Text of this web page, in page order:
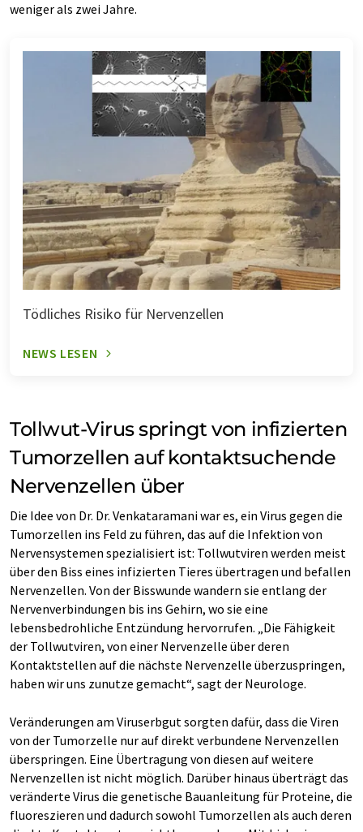
weniger als zwei Jahre.
Tödliches Risiko für Nervenzellen
NEWS LESEN
Tollwut-Virus springt von infizierten
Tumorzellen auf kontaktsuchende
Nervenzellen über
Die Idee von Dr. Dr. Venkataramani war es, ein Virus gegen die
Tumorzellen ins Feld zu führen, das auf die Infektion von
Nervensystemen spezialisiert ist: Tollwutviren werden meist
über den Biss eines infizierten Tieres übertragen und befallen
Nervenzellen. Von der Bisswunde wandern sie entlang der
Nervenverbindungen bis ins Gehirn, wo sie eine
lebensbedrohliche Entzündung hervorrufen. „Die Fähigkeit
der Tollwutviren, von einer Nervenzelle über deren
Kontaktstellen auf die nächste Nervenzelle überzuspringen,
haben wir uns zunutze gemacht“, sagt der Neurologe.
Veränderungen am Viruserbgut sorgten dafür, dass die Viren
von der Tumorzelle nur auf direkt verbundene Nervenzellen
überspringen. Eine Übertragung von diesen auf weitere
Nervenzellen ist nicht möglich. Darüber hinaus überträgt das
veränderte Virus die genetische Bauanleitung für Proteine, die
fluoreszieren und dadurch sowohl Tumorzellen als auch deren